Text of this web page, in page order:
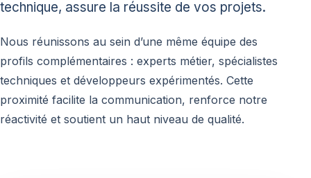
technique, assure la réussite de vos projets.
Nous réunissons au sein d’une même équipe des
profils complémentaires : experts métier, spécialistes
techniques et développeurs expérimentés. Cette
proximité facilite la communication, renforce notre
réactivité et soutient un haut niveau de qualité.